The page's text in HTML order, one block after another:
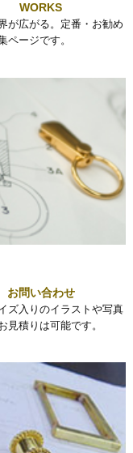
WORKS
が広がる。定番・お勧め
ページです。
お問い合わせ
ズ入りのイラストや写真
見積りは可能です。